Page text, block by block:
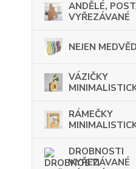
ANDĚLÉ,
VYŘEZÁVANÉ
NEJEN
VÁZIČKY
RÁMEČKY
DROBNOSTI
VYŘEZÁVANÉ